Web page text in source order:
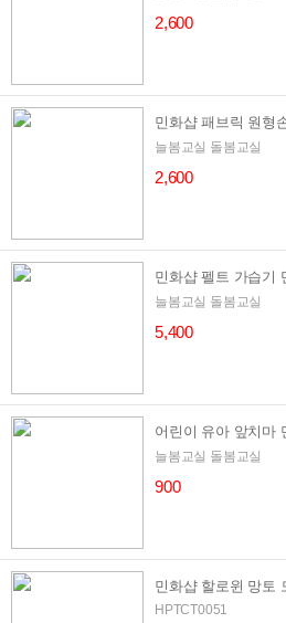
2,600
민화샵 패브릭 원형
늘봄교실 돌봄교실
2,600
민화샵 펠트 가습기
늘봄교실 돌봄교실
5,400
어린이 유아 앞치마
늘봄교실 돌봄교실
900
민화샵 할로윈 망토
HPTCT0051